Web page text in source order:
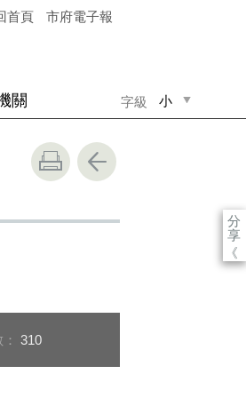
首頁 市府電子報
字級 小
關
分
享
《
310